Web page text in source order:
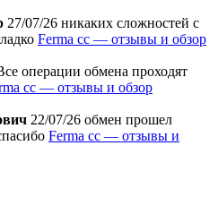
27/07/26 никаких сложностей с
Ferma cc — отзывы и обзор
операции обмена проходят
cc — отзывы и обзор
22/07/26 обмен прошел
Ferma cc — отзывы и